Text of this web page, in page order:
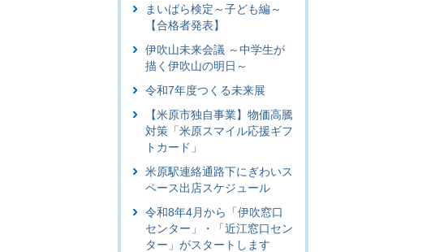
まいばら検定～子ども編～
【合格者発表】
伊吹山未来会議 ～中学生が
描く伊吹山の明日～
令和7年度つくる未来展
【米原市独自事業】物価高騰
対策「米原スマイル応援ギフ
トカード」
米原駅連絡通路下にぎわいス
ペース出店スケジュール
令和8年4月から「伊吹窓口
センター」・「近江窓口セン
ター」がスタートします